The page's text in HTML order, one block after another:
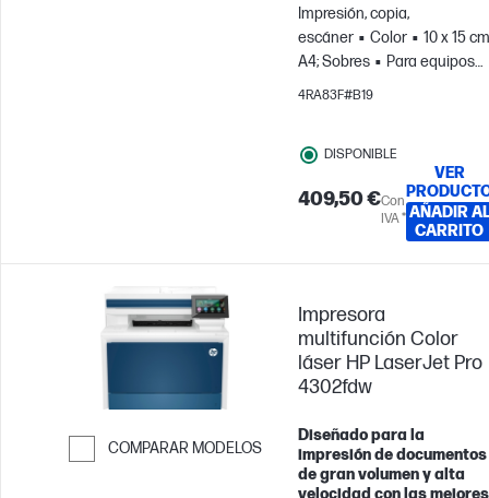
Impresión, copia,
escáner
Color
10 x 15
A4; Sobres
Para equipos
de hasta 10 usuarios;
4RA83F#B19
DISPONIBLE
409,50 €Con
IVA *
VER
AÑADIR AL
CARRITO
COMPARAR MODELOS
Impresora
multifunción Color
láser HP LaserJet Pro
4302fdw
Diseñado para la
impresión de documentos
de gran volumen y alta